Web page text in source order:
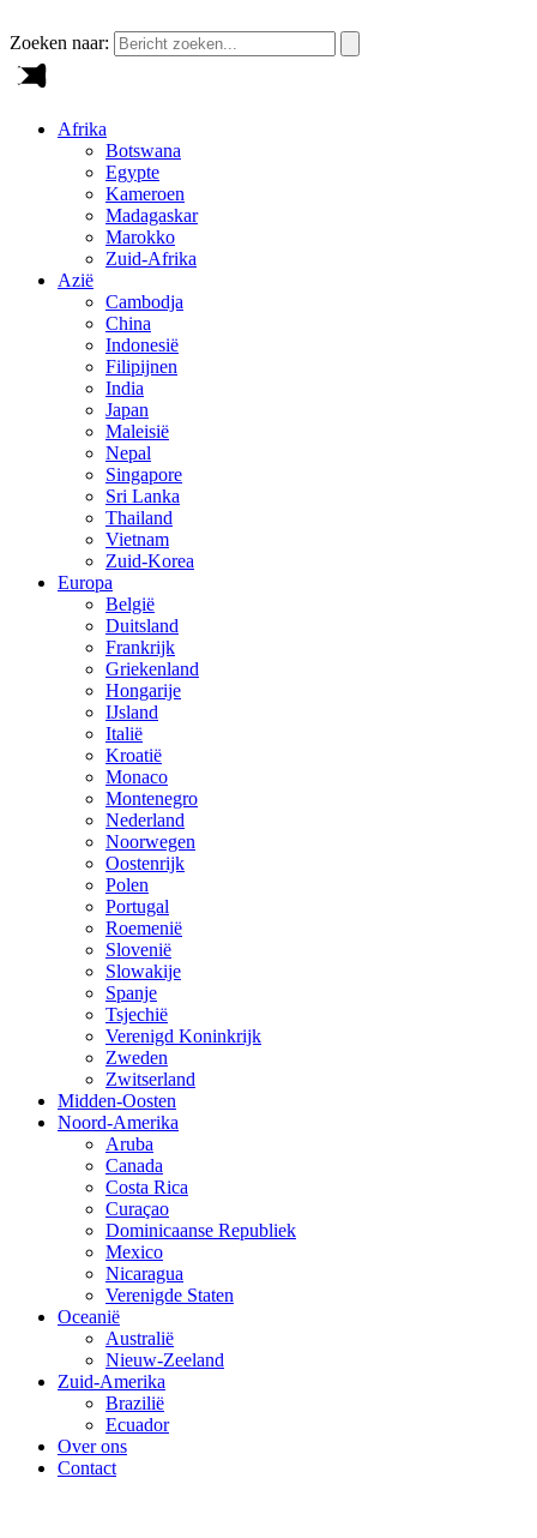
Zoeken naar:
Afrika
Botswana
Egypte
Kameroen
Madagaskar
Marokko
Zuid-Afrika
Azië
Cambodja
China
Indonesië
Filipijnen
India
Japan
Maleisië
Nepal
Singapore
Sri Lanka
Thailand
Vietnam
Zuid-Korea
Europa
België
Duitsland
Frankrijk
Griekenland
Hongarije
IJsland
Italië
Kroatië
Monaco
Montenegro
Nederland
Noorwegen
Oostenrijk
Polen
Portugal
Roemenië
Slovenië
Slowakije
Spanje
Tsjechië
Verenigd Koninkrijk
Zweden
Zwitserland
Midden-Oosten
Noord-Amerika
Aruba
Canada
Costa Rica
Curaçao
Dominicaanse Republiek
Mexico
Nicaragua
Verenigde Staten
Oceanië
Australië
Nieuw-Zeeland
Zuid-Amerika
Brazilië
Ecuador
Over ons
Contact